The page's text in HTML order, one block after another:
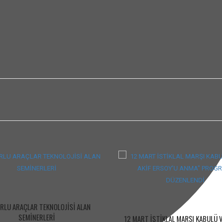
ARAÇLAR TEKNOLOJİSİ ALAN
SEMİNERLERİ
12 MART İSTİKLAL MARŞI KABULÜ